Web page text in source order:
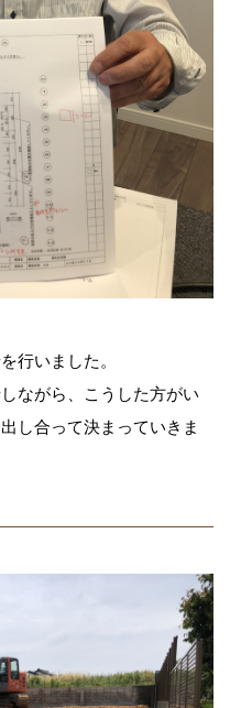
行いました。
ながら、こうした方がい
し合って決まっていきま